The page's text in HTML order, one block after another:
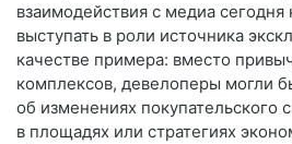
взаимодействия с медиа сегодня
выступать в роли источника
качестве примера: вместо
комплексов, девелоперы могли
об изменениях покупательского
в площадях или стратегиях